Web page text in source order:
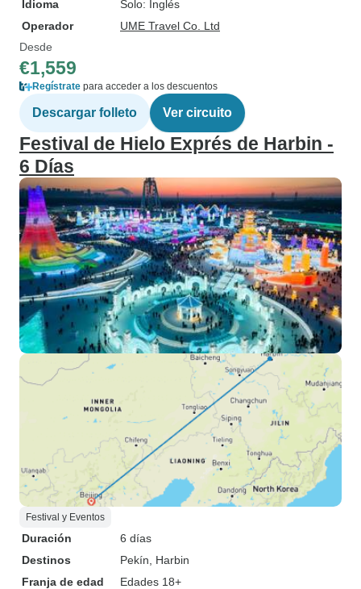
Idioma
Solo: Inglés
Operador
UME Travel Co. Ltd
Desde
€1,559
Regístrate para acceder a los descuentos
Descargar folleto Ver circuito
Festival de Hielo Exprés de Harbin -
6 Días
Festival y Eventos
Duración
6 días
Destinos
Pekín , Harbin
Franja de edad
Edades 18+